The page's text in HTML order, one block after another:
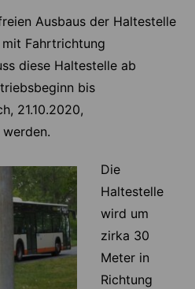
Ausbaus der Haltestelle
Fahrtrichtung
diese Haltestelle ab
bis
21.10.2020,
Die
Haltestelle
wird um
zirka 30
Meter in
Richtung